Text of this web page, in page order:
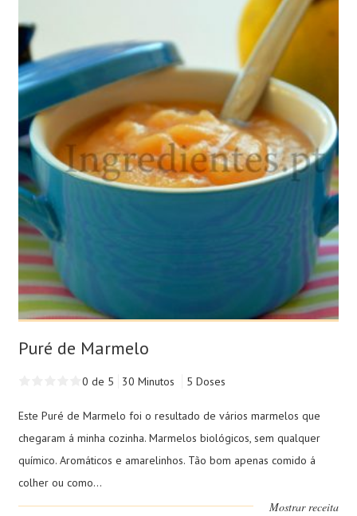
Puré de Marmelo
0 de 5 30 Minutos 5 Doses
Este Puré de Marmelo foi o resultado de vários marmelos que
chegaram á minha cozinha. Marmelos biológicos, sem qualquer
químico. Aromáticos e amarelinhos. Tão bom apenas comido á
colher ou como...
Mostrar receita